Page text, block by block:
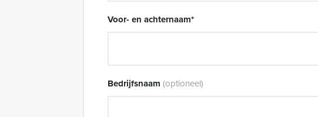
Voor- en achternaam*
Bedrijfsnaam (optioneel)